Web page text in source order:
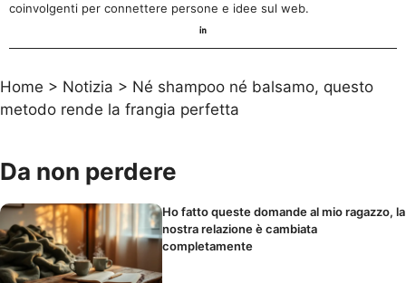
coinvolgenti per connettere persone e idee sul web.
Home > Notizia > Né shampoo né balsamo, questo
metodo rende la frangia perfetta
Da non perdere
Ho fatto queste domande al mio ragazzo, la
nostra relazione è cambiata
completamente